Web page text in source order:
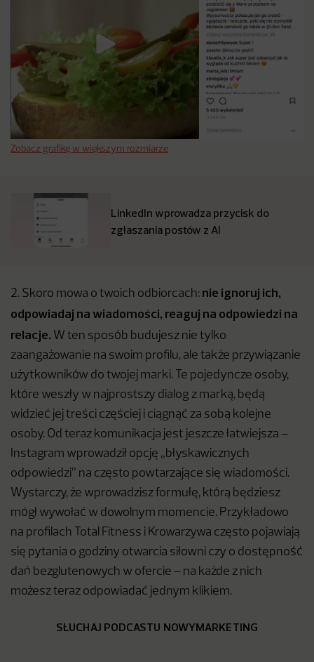
Zobacz grafikę w większym rozmiarze
LinkedIn wprowadza przycisk do
zgłaszania postów z AI
2. Skoro mowa o twoich odbiorcach: nie ignoruj ich,
odpowiadaj na wiadomości, reaguj na odpowiedzi na
relacje. W ten sposób budujesz nie tylko
zaangażowanie na swoim profilu, ale także przywiązanie
użytkowników do twojej marki. Te pojedyncze osoby,
które weszły w najprostszy dialog z marką, będą
widzieć jej treści częściej i ciągnąć za sobą kolejne
osoby. Od teraz komunikacja jest jeszcze łatwiejsza –
Instagram wprowadził opcję „błyskawicznych
odpowiedzi” na często powtarzające się wiadomości.
Wystarczy, że wprowadzisz formułę, którą będziesz
mógł wywołać w dowolnym momencie. Przykładowo
na profilach Total Fitness i Krowarzywa często pojawiają
się pytania o godziny otwarcia siłowni czy o dostępność
dań bezglutenowych w ofercie – na każde z nich
możesz teraz odpowiadać jednym klikiem.
SŁUCHAJ PODCASTU NOWYMARKETING